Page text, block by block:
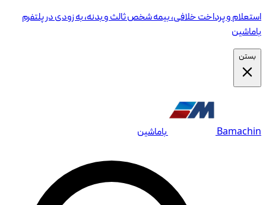
استعلام و پرداخت خلافی، بیمه شخص ثالث و بدنه، به زودی در پلتفرم
باماشین
بستن
Bamachin باماشین